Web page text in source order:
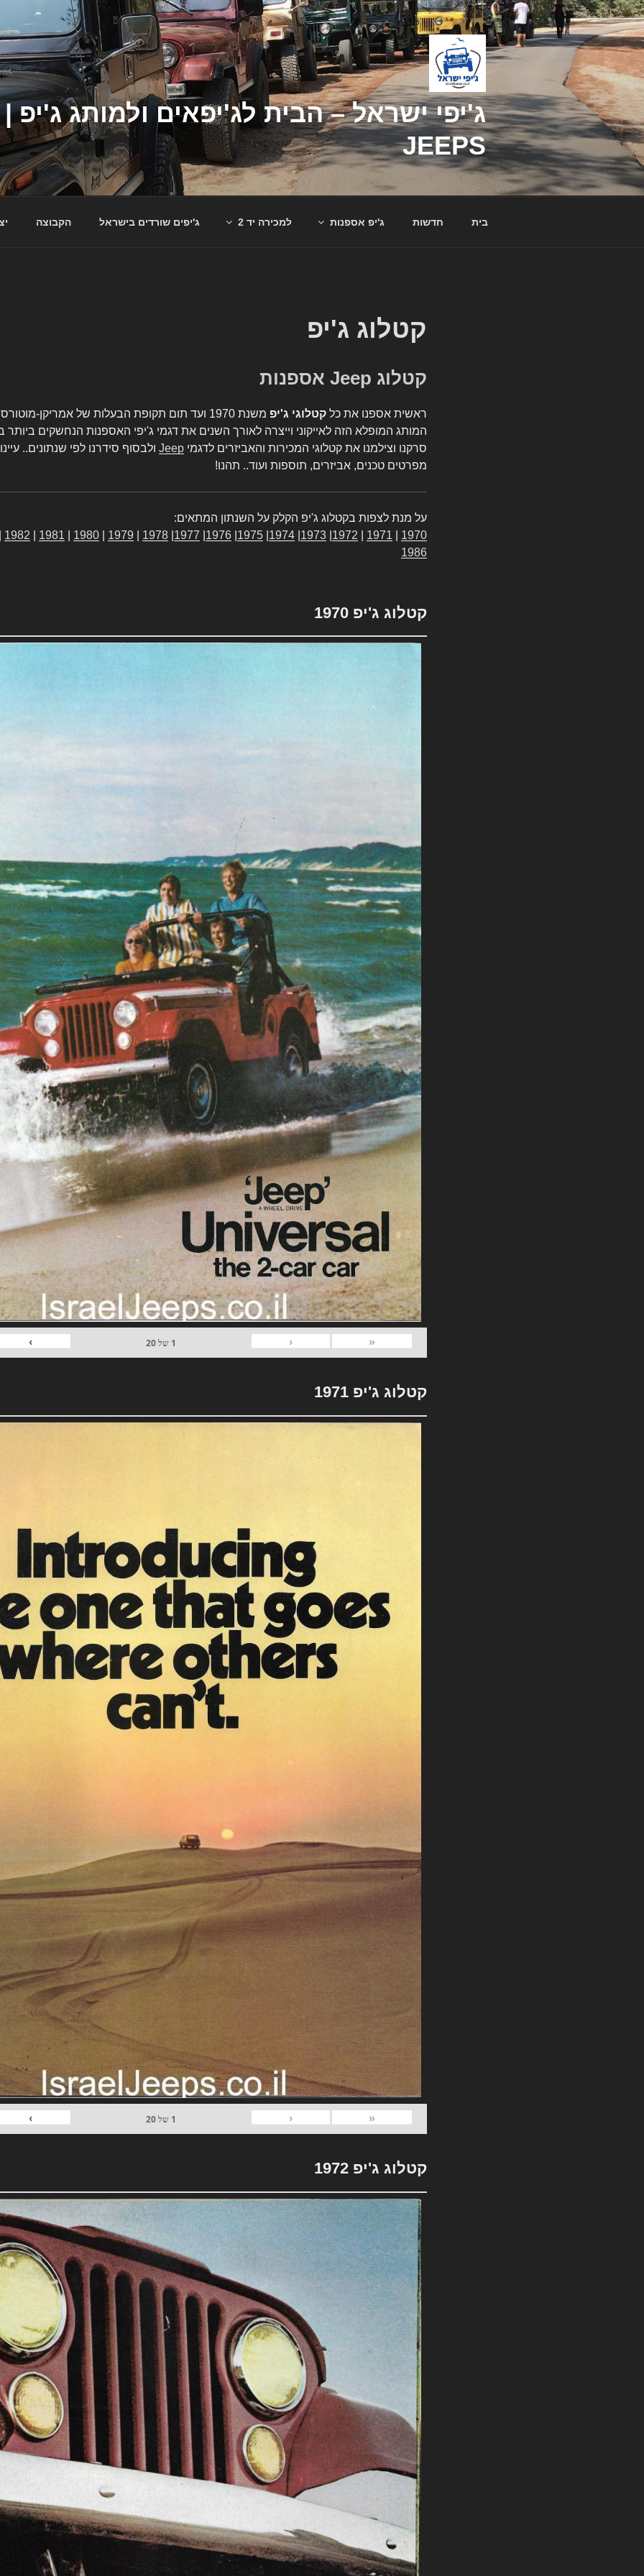
דילוג
לתוכן
JEEPS
בית חדשות ג'יפ אספנות למכירה יד 2 ג'יפים שורדים בישראל הקבוצה
קטלוג ג'יפ
קטלוג Jeep אספנות
ראשית אספנו את כל קטלוגי ג'יפ
משנת 1970 ועד תום תקופת הבעלות של אמריקן-
המותג המופלא הזה לאייקוני וייצרה לאורך השנים את דגמי ג'יפי האספנות הנחשקים
סרקנו וצילמנו את קטלוגי המכירות והאביזרים לדגמי Jeep ולבסוף סידרנו לפי שנתונים..
מפרטים טכנים, אביזרים, תוספות ועוד.. תהנו!
על מנת לצפות בקטלוג ג'יפ הקלק על השנתון המתאים:
1970
1971
1972
1973
1974
1975
1976
1977
1978
1979
1980
1981
1982
1986
קטלוג ג'יפ 1970
«
‹
1 של20
›
קטלוג ג'יפ 1971
«
‹
1 של20
›
קטלוג ג'יפ 1972